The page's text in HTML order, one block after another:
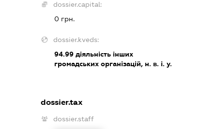
dossier.capital:
0 грн.
dossier.kveds:
94.99діяльність інших
громадських організацій, н. в. і. у.
dossier.tax
dossier.staff